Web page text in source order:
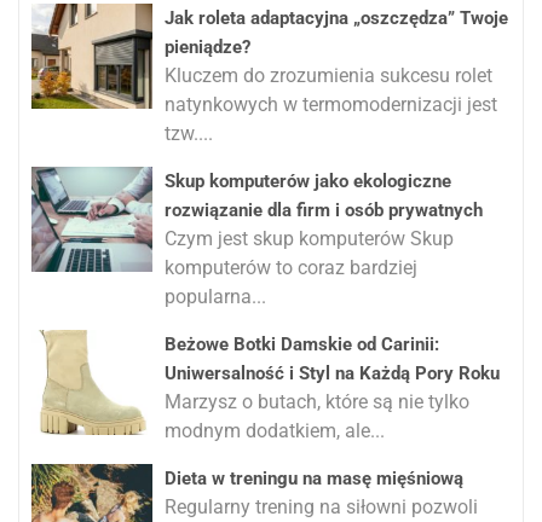
Jak roleta adaptacyjna „oszczędza” Twoje
pieniądze?
Kluczem do zrozumienia sukcesu rolet
natynkowych w termomodernizacji jest
tzw....
Skup komputerów jako ekologiczne
rozwiązanie dla firm i osób prywatnych
Czym jest skup komputerów Skup
komputerów to coraz bardziej
popularna...
Beżowe Botki Damskie od Carinii:
Uniwersalność i Styl na Każdą Pory Roku
Marzysz o butach, które są nie tylko
modnym dodatkiem, ale...
Dieta w treningu na masę mięśniową
Regularny trening na siłowni pozwoli